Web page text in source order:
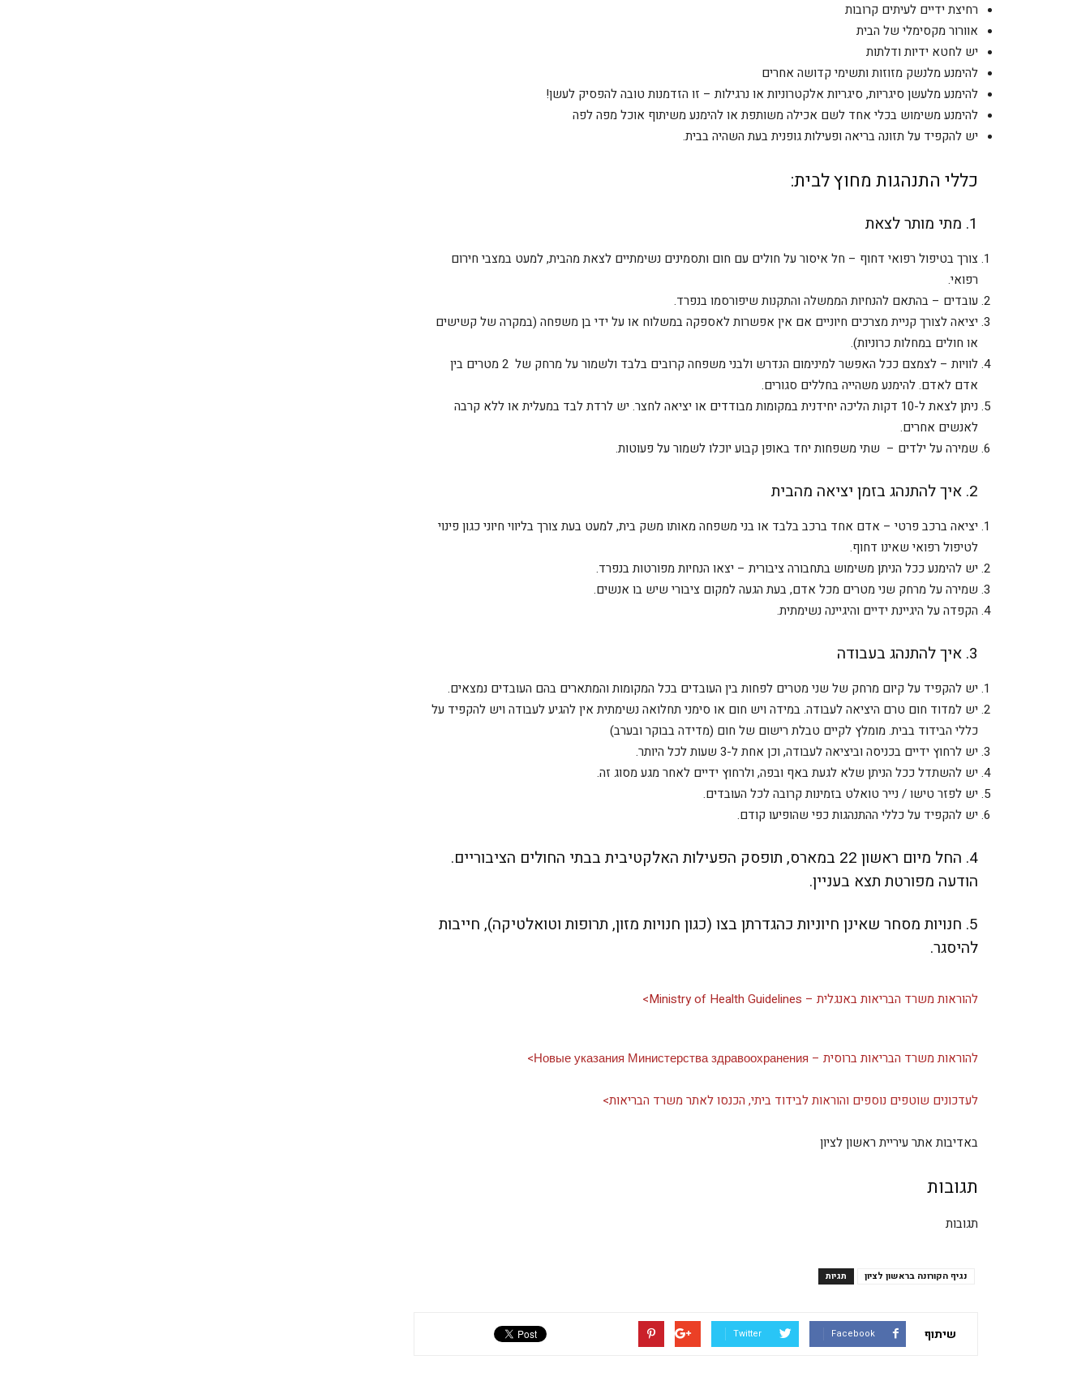
רחיצת ידיים לעיתים קרובות
אוורור מקסימלי של הבית
יש לחטא ידיות ודלתות
להימנע מלנשק מזוזות ותשימי קדושה אחרים
להימנע מלעשן סיגריות, סיגריות אלקטרוניות או נרגילות – זו הזדמנות טובה להפסיק לעשן!
להימנע משימוש בכלי אחד לשם אכילה משותפת או להימנע משיתוף אוכל מפה לפה
יש להקפיד על תזונה בריאה ופעילות גופנית בעת השהיה בבית.
​כללי התנהגות מחוץ לבית:
1. מתי מותר לצאת
צורך בטיפול רפואי דחוף – חל איסור על חולים עם חום ותסמינים נשימתיים לצאת מהבית, למעט במצבי חירום
רפואי.
עובדים – בהתאם להנחיות הממשלה והתקנות שיפורסמו בנפרד.
יציאה לצורך קניית מצרכים חיוניים אם אין אפשרות לאספקה במשלוח או על ידי בן משפחה (במקרה של קשישים
או חולים במחלות כרוניות).
לוויות – לצמצם ככל האפשר למינימום הנדרש ולבני משפחה קרובים בלבד ולשמור על מרחק של 2 מטרים בין
אדם לאדם. להימנע משהייה בחללים סגורים.
ניתן לצאת ל-10 דקות הליכה יחידנית במקומות מבודדים או יציאה לחצר. יש לרדת לבד במעלית או ללא קרבה
לאנשים אחרים.
שמירה על ילדים – שתי משפחות יחד באופן קבוע יוכלו לשמור על פעוטות.
2. איך להתנהג בזמן יציאה מהבית
יציאה ברכב פרטי – אדם אחד ברכב בלבד או בני משפחה מאותו משק בית, למעט בעת צורך בליווי חיוני כגון פינוי
לטיפול רפואי שאינו דחוף.
יש להימנע ככל הניתן משימוש בתחבורה ציבורית – יצאו הנחיות מפורטות בנפרד.
שמירה על מרחק שני מטרים מכל אדם, בעת הגעה למקום ציבורי שיש בו אנשים.
הקפדה על היגיינת ידיים והיגיינה נשימתית.
3. איך להתנהג בעבודה
יש להקפיד על קיום מרחק של שני מטרים לפחות בין העובדים בכל המקומות והמתארים בהם העובדים נמצאים.
יש למדוד חום טרם היציאה לעבודה. במידה ויש חום או סימני תחלואה נשימתית אין להגיע לעבודה ויש להקפיד על
כללי הבידוד בבית. מומלץ לקיים טבלת רישום של חום (מדידה בבוקר ובערב)
יש לרחוץ ידיים בכניסה וביציאה לעבודה, וכן אחת ל-3 שעות לכל היותר.
יש להשתדל ככל הניתן שלא לגעת באף ובפה, ולרחוץ ידיים לאחר מגע מסוג זה.
יש לפזר טישו / נייר טואלט בזמינות קרובה לכל העובדים.
יש להקפיד על כללי ההתנהגות כפי שהופיעו קודם.
4. החל מיום ראשון 22 במארס, תופסק הפעילות האלקטיבית בבתי החולים הציבוריים.
הודעה מפורטת תצא בעניין.
5. חנויות מסחר שאינן חיוניות כהגדרתן בצו (כגון חנויות מזון, תרופות וטואלטיקה), חייבות
להיסגר.
להוראות משרד הבריאות באנגלית – Ministry of Health Guidelines​>
להוראות משרד הבריאות ברוסית – ​​​Новые указания Министерства здравоохранения​>​
לעדכונים שוטפים נוספים והוראות לבידוד ביתי, הכנסו לאתר משרד הבריאות> ​​
באדיבות אתר עיריית ראשון לציון
תגובות
תגובות
תגיות נגיף הקורונה בראשון לציון
שיתוף Facebook
Twitter